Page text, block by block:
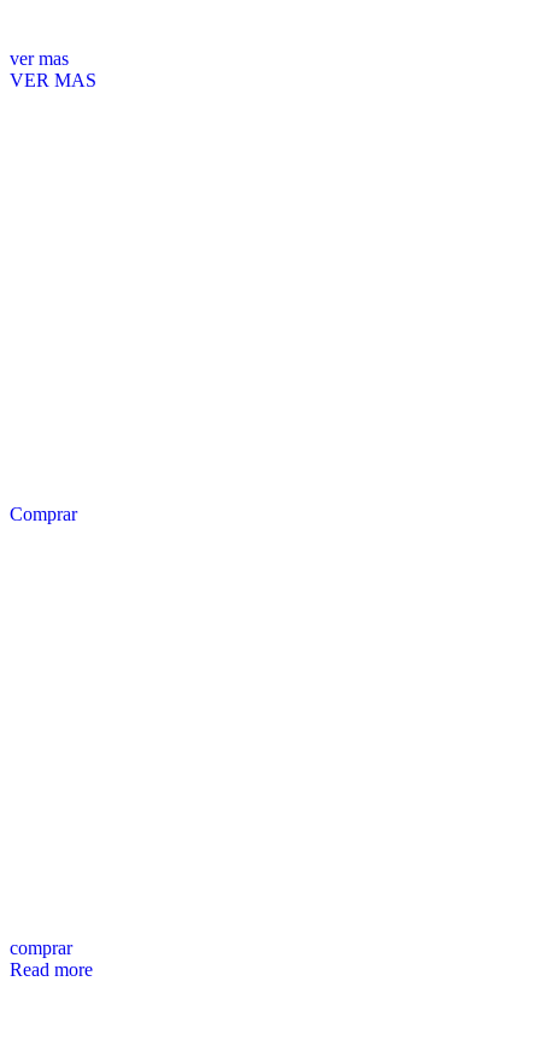
ver mas
VER MAS
Comprar
comprar
Read more